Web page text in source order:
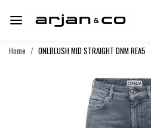
Home ONLBLUSH MID STRAIGHT DNM REA5